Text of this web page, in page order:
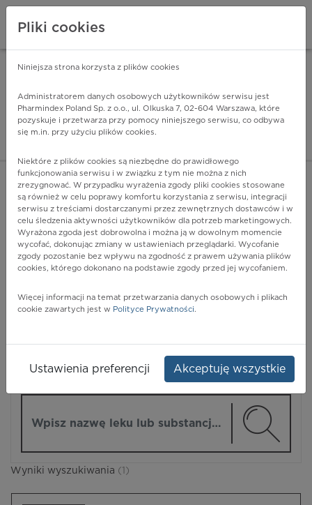
Pharmindex - lider
ZALOGUJ SIĘ
POKAŻ FILTRY
Pharmindex
Wyniki wyszukiwania (1)
Pliki cookies
Niniejsza strona korzysta z plików cookies
Administratorem danych osobowych użytkowników serwisu jest
Pharmindex Poland Sp. z o.o., ul. Olkuska 7, 02-604 Warszawa, które
pozyskuje i przetwarza przy pomocy niniejszego serwisu, co odbywa
się m.in. przy użyciu plików cookies.
Niektóre z plików cookies są niezbędne do prawidłowego
funkcjonowania serwisu i w związku z tym nie można z nich
zrezygnować. W przypadku wyrażenia zgody pliki cookies stosowane
są również w celu poprawy komfortu korzystania z serwisu, integracji
serwisu z treściami dostarczanymi przez zewnętrznych dostawców i w
celu śledzenia aktywności użytkowników dla potrzeb marketingowych.
Wyrażona zgoda jest dobrowolna i można ją w dowolnym momencie
wycofać, dokonując zmiany w ustawieniach przeglądarki. Wycofanie
zgody pozostanie bez wpływu na zgodność z prawem używania plików
cookies, którego dokonano na podstawie zgody przed jej wycofaniem.
Więcej informacji na temat przetwarzania danych osobowych i plikach
cookie zawartych jest w Polityce Prywatności.
Ustawienia preferencji Akceptuję wszystkie
ZA DARMO - w Google Play INSTALUJ